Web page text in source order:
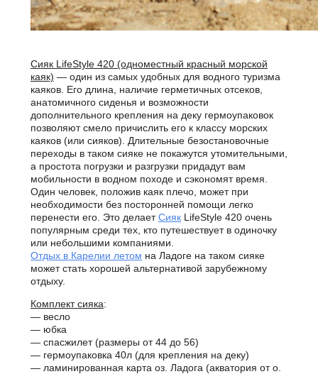
Сияк LifeStyle 420 (одноместный красный морской
каяк) — один из самых удобных для водного туризма
каяков. Его длина, наличие герметичных отсеков,
анатомичного сиденья и возможности
дополнительного крепления на деку гермоупаковок
позволяют смело причислить его к классу морских
каяков (или сияков). Длительные безостановочные
переходы в таком сияке не покажутся утомительными,
а простота погрузки и разгрузки придадут вам
мобильности в водном походе и сэкономят время.
Один человек, положив каяк плечо, может при
необходимости без посторонней помощи легко
перенести его. Это делаетСияк LifeStyle 420 очень
популярным среди тех, кто путешествует в одиночку
или небольшими компаниями.
Отдых в Карелии летом на Ладоге на таком сияке
может стать хорошей альтернативой зарубежному
отдыху.
Комплект сияка:
— весло
— юбка
— спасжилет (размеры от 44 до 56)
— гермоупаковка 40л (для крепления на деку)
— ламинированная карта оз. Ладога (акватория от о.